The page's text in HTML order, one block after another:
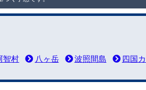
智村 八ヶ岳 波照間島 四国